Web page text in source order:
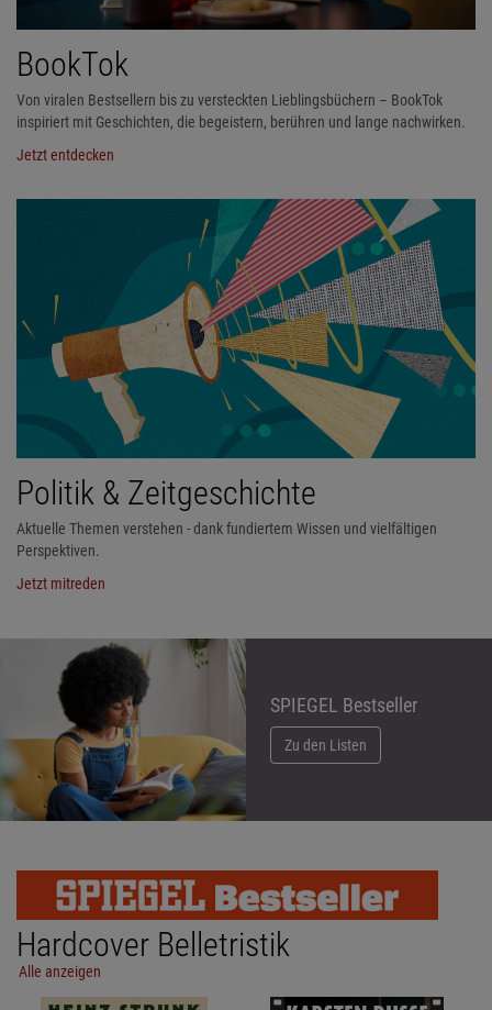
BookTok
Von viralen Bestsellern bis zu versteckten Lieblingsbüchern – BookTok
inspiriert mit Geschichten, die begeistern, berühren und lange nachwirken.
Jetzt entdecken
Politik & Zeitgeschichte
Aktuelle Themen verstehen - dank fundiertem Wissen und vielfältigen
Perspektiven.
Jetzt mitreden
SPIEGEL Bestseller
Zu den Listen
Hardcover Belletristik
Alle anzeigen